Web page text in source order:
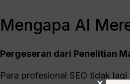
Mengapa AI
Pergeseran dari Penelitian
Para profesional SEO tidak